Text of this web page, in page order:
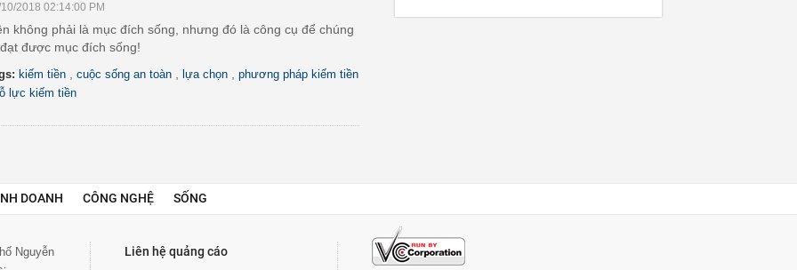
2018 02:14:00 PM
không phải là mục đích sống, nhưng đó là công cụ để chúng
được mục đích sống!
kiếm tiền cuộc sống an toàn lựa chọn phương pháp kiếm tiền
lực kiếm tiền
DOANH CÔNG NGHỆ SỐNG
Nguyễn
Liên hệ quảng cáo